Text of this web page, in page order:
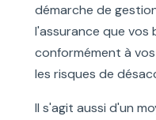
démarche de
l'assurance que vos
conformément à
les risques de
Il s'agit aussi d'un